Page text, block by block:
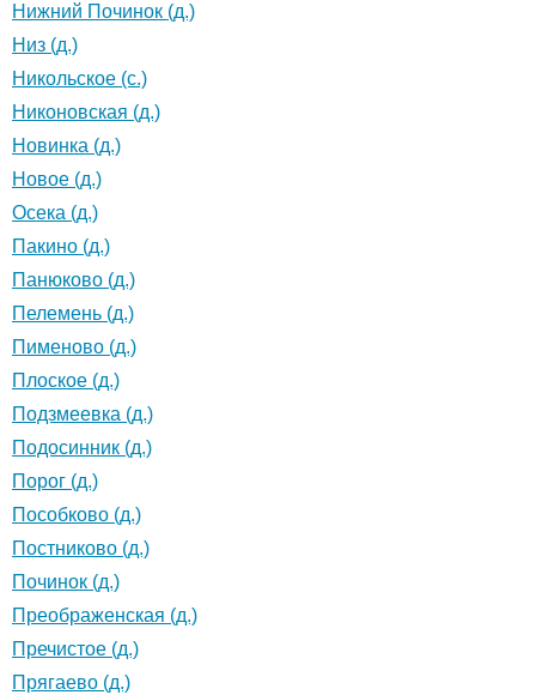
Нижний Починок (д.)
Низ (д.)
Никольское (с.)
Никоновская (д.)
Новинка (д.)
Новое (д.)
Осека (д.)
Пакино (д.)
Панюково (д.)
Пелемень (д.)
Пименово (д.)
Плоское (д.)
Подзмеевка (д.)
Подосинник (д.)
Порог (д.)
Пособково (д.)
Постниково (д.)
Починок (д.)
Преображенская (д.)
Пречистое (д.)
Прягаево (д.)